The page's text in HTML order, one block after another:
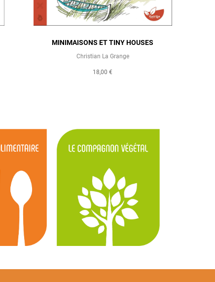
MINIMAISONS ET TINY HOUSES
Christian La Grange
18,00 €